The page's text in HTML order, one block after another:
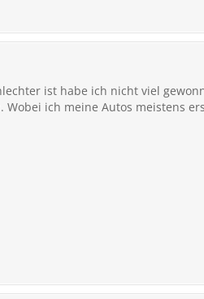
ist habe ich nicht viel
ich meine Autos meistens